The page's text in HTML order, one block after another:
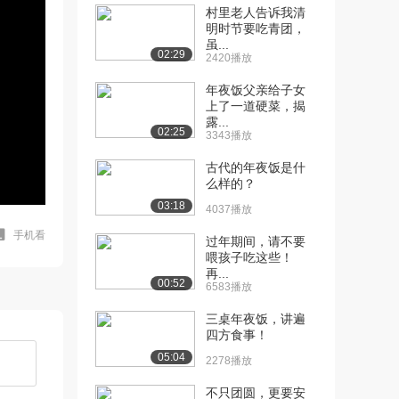
手机看
02:29
村里老人告诉我清
明时节要吃青团，
虽...
2420播放
02:25
年夜饭父亲给子女
上了一道硬菜，揭
露...
3343播放
03:18
古代的年夜饭是什
么样的？
4037播放
00:52
过年期间，请不要
喂孩子吃这些！
再...
6583播放
05:04
三桌年夜饭，讲遍
四方食事！
2278播放
不只团圆，更要安